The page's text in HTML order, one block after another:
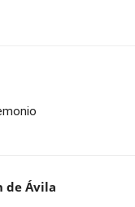
de Ávila